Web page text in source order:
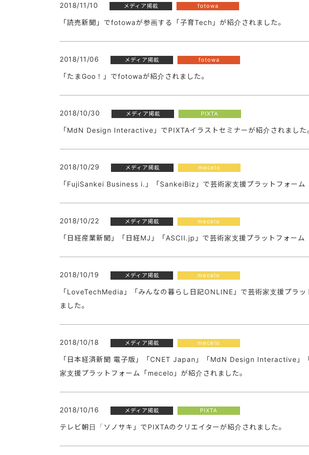
2018/11/10 メディア掲載 fotowa
「読売新聞」でfotowaが参画する「子育Tech」が紹介されました。
2018/11/06 メディア掲載 fotowa
「たまGoo！」でfotowaが紹介されました。
2018/10/30 メディア掲載 PIXTA
「MdN Design Interactive」でPIXTAイラストセミナーが紹介されました
2018/10/29 メディア掲載 mecelo
「FujiSankei Business i.」「SankeiBiz」で芸術家支援プラットフォーム
2018/10/22 メディア掲載 mecelo
「日経産業新聞」「日経MJ」「ASCII.jp」で芸術家支援プラットフォーム
2018/10/19 メディア掲載 mecelo
「LoveTechMedia」「みんなの暮らし日記ONLINE」で芸術家支援プラ
ました。
2018/10/18 メディア掲載 mecelo
「日本経済新聞 電子版」「CNET Japan」「MdN Design Interactive」
家支援プラットフォーム「mecelo」が紹介されました。
2018/10/16 メディア掲載 PIXTA
テレビ朝日「ソノサキ」でPIXTAのクリエイターが紹介されました。